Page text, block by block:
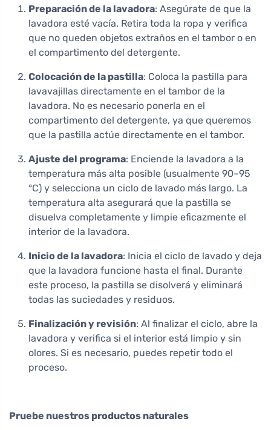
Preparación de la lavadora: Asegúrate de que la
lavadora esté vacía. Retira toda la ropa y verifica
que no queden objetos extraños en el tambor o en
el compartimento del detergente.
Colocación de la pastilla: Coloca la pastilla para
lavavajillas directamente en el tambor de la
lavadora. No es necesario ponerla en el
compartimento del detergente, ya que queremos
que la pastilla actúe directamente en el tambor.
Ajuste del programa: Enciende la lavadora a la
temperatura más alta posible (usualmente 90–95
°C) y selecciona un ciclo de lavado más largo. La
temperatura alta asegurará que la pastilla se
disuelva completamente y limpie eficazmente el
interior de la lavadora.
Inicio de la lavadora: Inicia el ciclo de lavado y deja
que la lavadora funcione hasta el final. Durante
este proceso, la pastilla se disolverá y eliminará
todas las suciedades y residuos.
Finalización y revisión: Al finalizar el ciclo, abre la
lavadora y verifica si el interior está limpio y sin
olores. Si es necesario, puedes repetir todo el
proceso.
Pruebe nuestros productos naturales